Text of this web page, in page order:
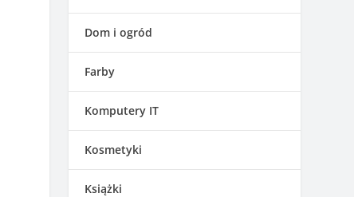
Dom i ogród
Farby
Komputery IT
Kosmetyki
Książki